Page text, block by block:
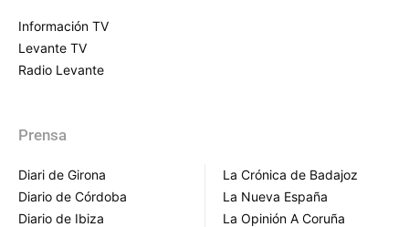
Información TV
Levante TV
Radio Levante
Prensa
Diari de Girona
Diario de Córdoba
Diario de Ibiza
La Crónica de Badajoz
La Nueva España
La Opinión A Coruña